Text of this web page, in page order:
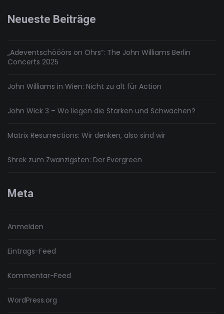
Neueste Beiträge
„Adeventschööörs on Öhrs“: The John Williams Berlin
Concerts 2025
John Williams in Wien: Nicht zu alt für Action
John Wick 3 – Wo liegen die Stärken und Schwächen?
Matrix Resurrections: Wir denken, also sind wir
Shrek zum Zwanzigsten: Der Evergreen
Meta
Anmelden
Eintrags-Feed
Kommentar-Feed
WordPress.org